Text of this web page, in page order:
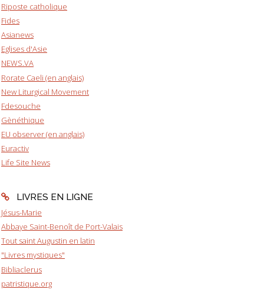
Riposte catholique
Fides
Asianews
Eglises d'Asie
NEWS.VA
Rorate Caeli (en anglais)
New Liturgical Movement
Fdesouche
Gènéthique
EU observer (en anglais)
Euractiv
Life Site News
LIVRES EN LIGNE
Jésus-Marie
Abbaye Saint-Benoît de Port-Valais
Tout saint Augustin en latin
"Livres mystiques"
Bibliaclerus
patristique.org